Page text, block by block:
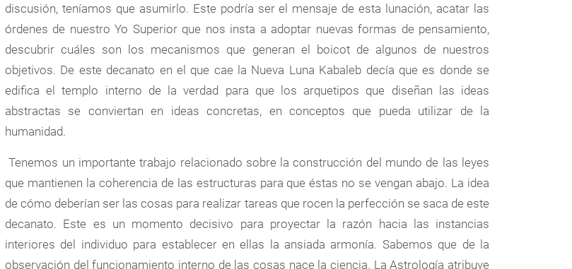
discusión, teníamos que asumirlo. Este podría ser el mensaje de esta lunación, acatar las
órdenes de nuestro Yo Superior que nos insta a adoptar nuevas formas de pensamiento,
descubrir cuáles son los mecanismos que generan el boicot de algunos de nuestros
objetivos. De este decanato en el que cae la Nueva Luna Kabaleb decía que es donde se
edifica el templo interno de la verdad para que los arquetipos que diseñan las ideas
abstractas se conviertan en ideas concretas, en conceptos que pueda utilizar de la
humanidad.
Tenemos un importante trabajo relacionado sobre la construcción del mundo de las leyes
que mantienen la coherencia de las estructuras para que éstas no se vengan abajo. La idea
de cómo deberían ser las cosas para realizar tareas que rocen la perfección se saca de este
decanato. Este es un momento decisivo para proyectar la razón hacia las instancias
interiores del individuo para establecer en ellas la ansiada armonía. Sabemos que de la
observación del funcionamiento interno de las cosas nace la ciencia. La Astrología atribuye